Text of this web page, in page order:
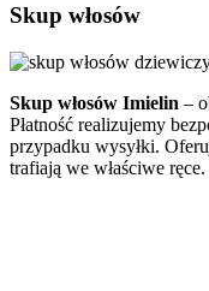
Skup włosów
Skup włosów Imielin –
Płatność realizujemy
przypadku wysyłki.
trafiają we właściwe ręce.